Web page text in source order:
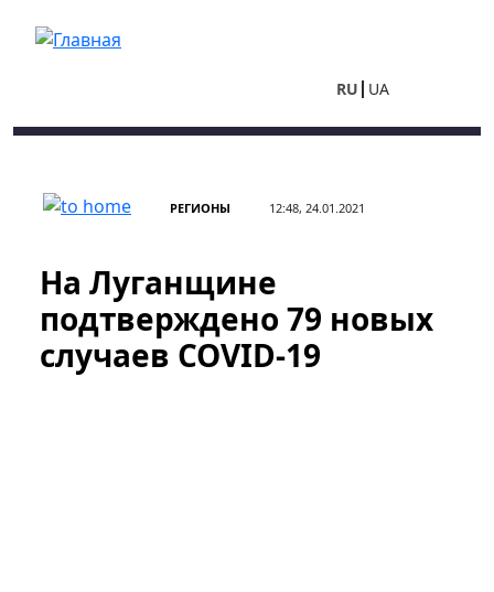
RU UA
РЕГИОНЫ 12:48, 24.01.2021
На Луганщине
подтверждено 79 новых
случаев COVID-19